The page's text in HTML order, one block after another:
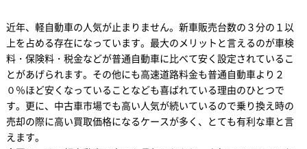
近年、軽自動車の人気が止まりません。新車販売台数の３分の１以
上を占める存在になっています。最大のメリットと言えるのが車検
料・保険料・税金などが普通自動車に比べて安く設定されているこ
とがあげられます。その他にも高速道路料金も普通自動車より２
０％ほど安くなっていることなども喜ばれている理由のひとつで
す。更に、中古車市場でも高い人気が続いているので乗り換え時の
売却の際に高い買取価格になるケースが多く、とても有利な車と言
えます。